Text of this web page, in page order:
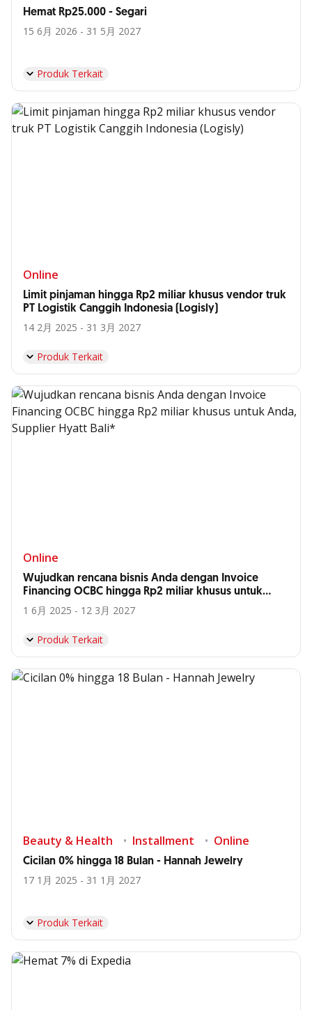
Hemat Rp25.000 - Segari
15 6月 2026 - 31 5月 2027
Produk Terkait
Online
Limit pinjaman hingga Rp2 miliar khusus vendor truk
PT Logistik Canggih Indonesia (Logisly)
14 2月 2025 - 31 3月 2027
Produk Terkait
Online
Wujudkan rencana bisnis Anda dengan Invoice
Financing OCBC hingga Rp2 miliar khusus untuk
Anda, Supplier Hyatt Bali*
1 6月 2025 - 12 3月 2027
Produk Terkait
Beauty & Health Installment Online
Cicilan 0% hingga 18 Bulan - Hannah Jewelry
17 1月 2025 - 31 1月 2027
Produk Terkait